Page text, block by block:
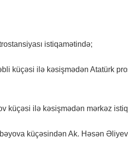
istiqamətində;
küçəsi ilə kəsişmədən Atatürk
küçəsi ilə kəsişmədən mərkəz
küçəsindən Ak. Həsən